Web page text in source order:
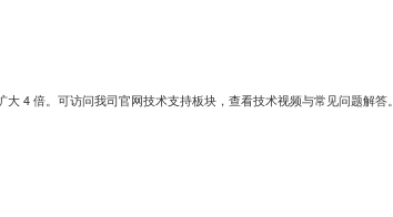
4 倍。可访问我司官网技术支持板块，查看技术视频与常见问题解答。